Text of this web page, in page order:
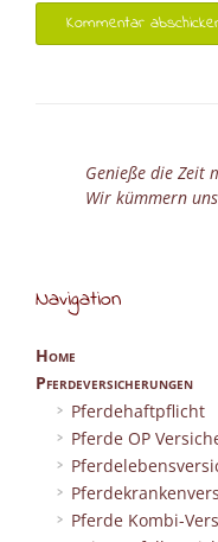
Genieße die Zeit
Wir kümmern
Navigation
Home
Pferdeversicherungen
Pferdehaftpflicht
Pferde OP
Pferde Kombi-